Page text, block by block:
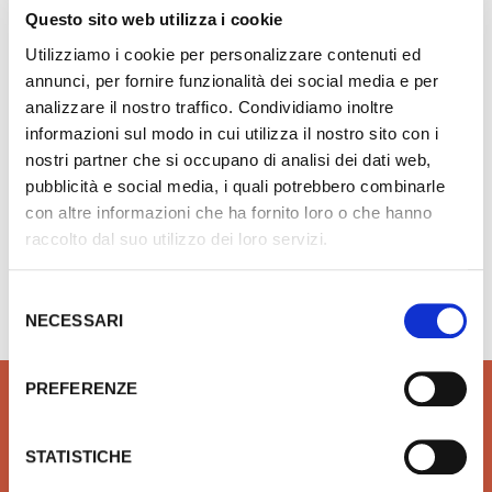
Questo sito web utilizza i cookie
Utilizziamo i cookie per personalizzare contenuti ed
annunci, per fornire funzionalità dei social media e per
analizzare il nostro traffico. Condividiamo inoltre
informazioni sul modo in cui utilizza il nostro sito con i
nostri partner che si occupano di analisi dei dati web,
pubblicità e social media, i quali potrebbero combinarle
con altre informazioni che ha fornito loro o che hanno
raccolto dal suo utilizzo dei loro servizi.
delNECESSARI
PREFERENZE
STATISTICHE
€ 168,92
€ 276,82
Verde TV 364
Aggiungi ai preferiti
Aggiungi prodotto al carrello